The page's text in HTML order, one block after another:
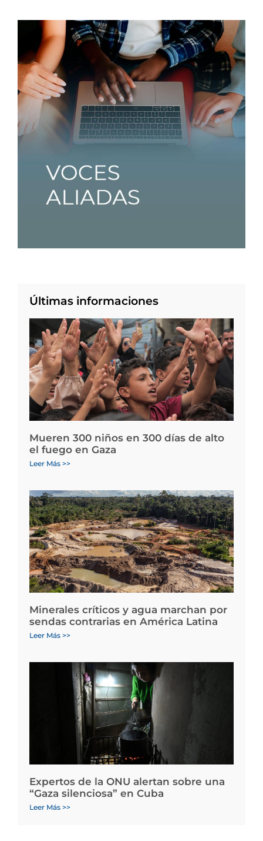
Últimas informaciones
Mueren 300 niños en 300 días de alto
el fuego en Gaza
Leer Más >>
Minerales críticos y agua marchan por
sendas contrarias en América Latina
Leer Más >>
Expertos de la ONU alertan sobre una
“Gaza silenciosa” en Cuba
Leer Más >>